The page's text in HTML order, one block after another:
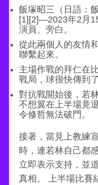
飯塚昭三（日語：
[1][2]—2023年2月
演員、旁白。
從此兩個人的友情
聯繫起來。
主場作戰的拜仁在
戰局，球很快傳到
對抗戰開始後，若
不想翼在上半場竟
令修哲無法破門。
接著，當見上教練
時，連若林自己都
立即表示支持，並
真相。 上半場比賽